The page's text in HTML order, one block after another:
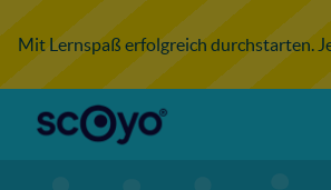
Mit Lernspaß erfolgreich durchstarten.